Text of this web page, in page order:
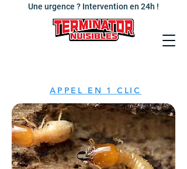
Une urgence ? Intervention en 24h !
APPEL EN 1 CLIC